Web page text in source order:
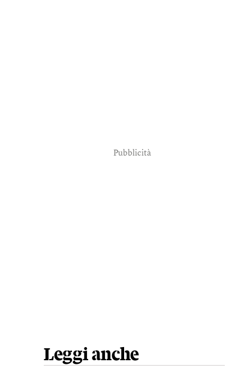
Pubblicità
Leggi anche